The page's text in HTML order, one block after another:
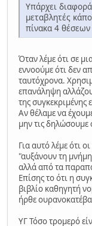
Υπάρχει
μεταβλητές
πίνακα 4
Όταν λέμε ότι σε
εννοούμε ότι δεν
ταυτόχρονα.
επανάληψη
της συγκεκριμένης
Αν θέλαμε να
μην τις δηλώσουμε
Για αυτό λέμε ότι
"αυξάνουν τη
αλλά από τα
Επίσης το ότι η
βιβλίο καθηγητή
ήρθε
ΥΓ Τόσο τρομερό